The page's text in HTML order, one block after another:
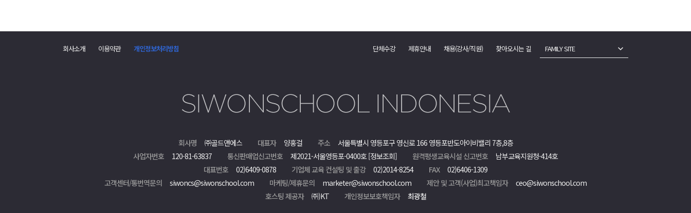
글
회사소개 이용약관 개인정보처리방침 단체수강 제휴안내 채용(강사/직원) 찾아오시는 길 FAMILY SITE
회사명 ㈜골드앤에스 대표자 양홍걸 주소
서울특별시 영등포구 영신로 166 영등포반도아이비밸리 7층,8층
사업자번호
120-81-63837 통신판매업신고번호 제2021-서울영등포-0400호 [정보조회] 원격평생교육시설 신고번호
남부교육지원청-414호
대표번호
02)6409-0878 기업체 교육 컨설팅 및 출강 02)2014-8254 FAX
02)6406-1309
고객센터/통번역문의
siwoncs@siwonschool.com 마케팅/제휴문의 marketer@siwonschool.com 제안 및 고객(사업)최고책임자
ceo@siwonschool.com
호스팅 제공자
㈜)KT 개인정보보호책임자 최광철